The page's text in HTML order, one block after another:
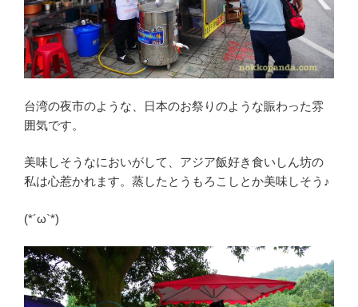
台湾の夜市のような、日本のお祭りのような賑わった雰
囲気です。
美味しそうなにおいがして、アジア飯好き食いしん坊の
私は心惹かれます。蒸したとうもろこしとか美味しそう♪
(*´ω`*)